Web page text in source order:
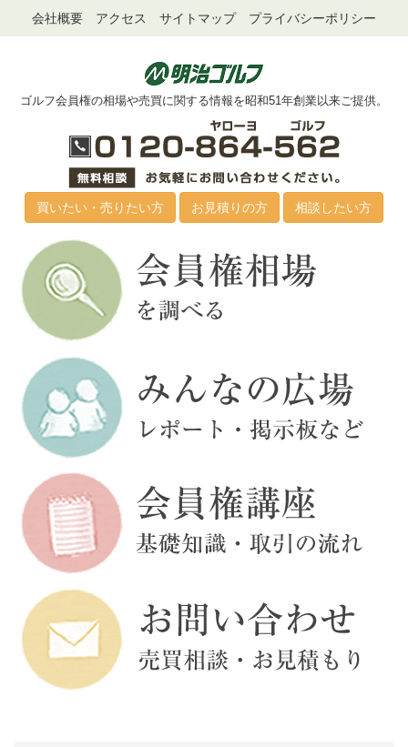
会社概要 アクセス サイトマップ プライバシーポリシー
ゴルフ会員権の相場や売買に関する情報を昭和51年創業以来ご提供。
買いたい・売りたい方 お見積りの方 相談したい方